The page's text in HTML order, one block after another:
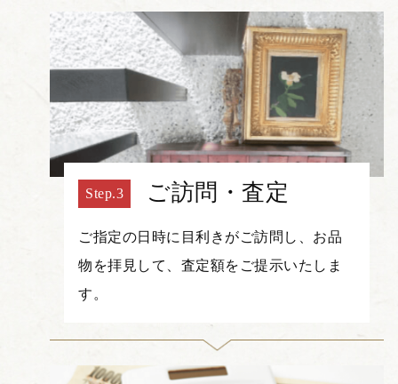
ご訪問・査定
ご指定の日時に目利きがご訪問し、お品
物を拝見して、査定額をご提示いたしま
す。